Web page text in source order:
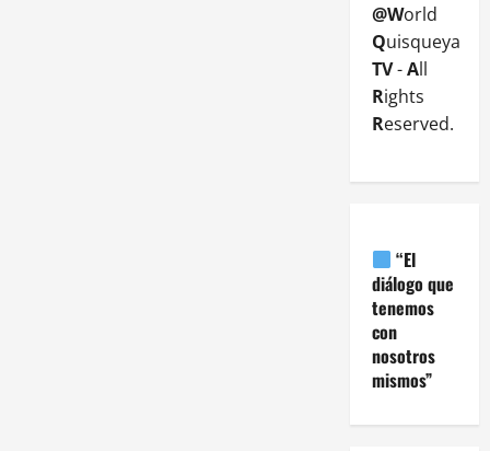
@World
Quisqueya
TV-All
Rights
Reserved.
“El
diálogo que
tenemos
con
nosotros
mismos”